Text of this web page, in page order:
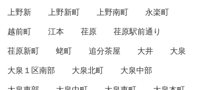
上野新
上野新町 上野南町
永楽町
越前町
江本 荏原
荏原駅前通り
荏原新町
蛯町 追分茶屋 大井
大泉
大泉１区南部
大泉北町
大泉中部